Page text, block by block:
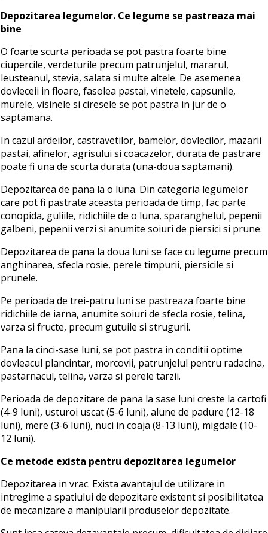
Depozitarea legumelor. Ce legume se pastreaza mai
bine
O foarte scurta perioada se pot pastra foarte bine
ciupercile, verdeturile precum patrunjelul, mararul,
leusteanul, stevia, salata si multe altele. De asemenea
dovleceii in floare, fasolea pastai, vinetele, capsunile,
murele, visinele si ciresele se pot pastra in jur de o
saptamana.
In cazul ardeilor, castravetilor, bamelor, dovlecilor, mazarii
pastai, afinelor, agrisului si coacazelor, durata de pastrare
poate fi una de scurta durata (una-doua saptamani).
Depozitarea de pana la o luna. Din categoria legumelor
care pot fi pastrate aceasta perioada de timp, fac parte
conopida, guliile, ridichiile de o luna, sparanghelul, pepenii
galbeni, pepenii verzi si anumite soiuri de piersici si prune.
Depozitarea de pana la doua luni se face cu legume precum
anghinarea, sfecla rosie, perele timpurii, piersicile si
prunele.
Pe perioada de trei-patru luni se pastreaza foarte bine
ridichiile de iarna, anumite soiuri de sfecla rosie, telina,
varza si fructe, precum gutuile si strugurii.
Pana la cinci-sase luni, se pot pastra in conditii optime
dovleacul plancintar, morcovii, patrunjelul pentru radacina,
pastarnacul, telina, varza si perele tarzii.
Perioada de depozitare de pana la sase luni creste la cartofi
(4-9 luni), usturoi uscat (5-6 luni), alune de padure (12-18
luni), mere (3-6 luni), nuci in coaja (8-13 luni), migdale (10-
12 luni).
Ce metode exista pentru depozitarea legumelor
Depozitarea in vrac. Exista avantajul de utilizare in
intregime a spatiului de depozitare existent si posibilitatea
de mecanizare a manipularii produselor depozitate.